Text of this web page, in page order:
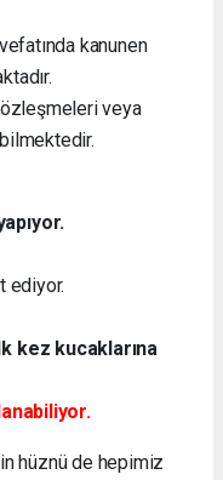
kanunen
veya
ediyor.
kez kucaklarına
hüznü de hepimiz